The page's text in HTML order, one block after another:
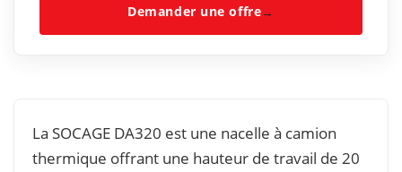
Demander une offre→
La SOCAGE DA320 est une nacelle à camion
thermique offrant une hauteur de travail de 20